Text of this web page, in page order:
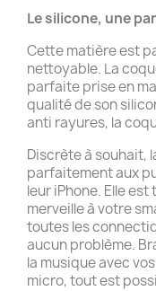
Le silicone, une
Cette matière est
nettoyable. La
parfaite prise en
qualité de son
anti rayures, la
Discrète à souhait,
parfaitement aux
leur iPhone. Elle
merveille à votre
toutes les
aucun problème.
la musique avec
micro, tout est